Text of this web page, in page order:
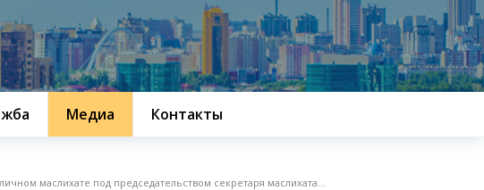
Медиа Контакты
маслихате под председательством секретаря маслихата...